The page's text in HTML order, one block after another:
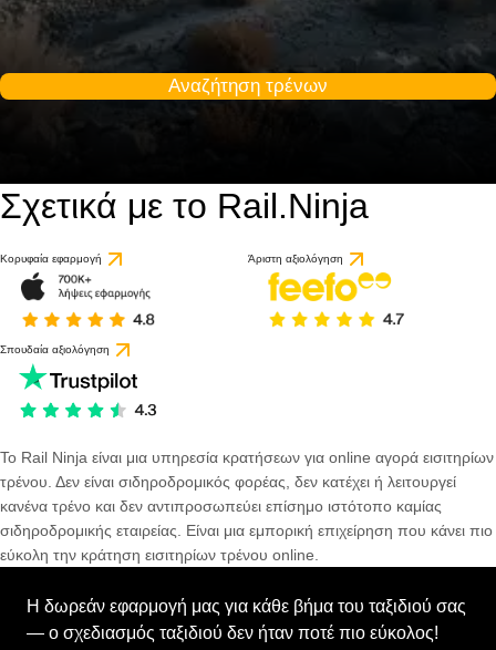
Αναζήτηση τρένων
Σχετικά με το Rail.Ninja
Κορυφαία εφαρμογή Άριστη αξιολόγηση
Σπουδαία αξιολόγηση
Το Rail Ninja είναι μια υπηρεσία κρατήσεων για online αγορά εισιτηρίων
τρένου. Δεν είναι σιδηροδρομικός φορέας, δεν κατέχει ή λειτουργεί
κανένα τρένο και δεν αντιπροσωπεύει επίσημο ιστότοπο καμίας
σιδηροδρομικής εταιρείας. Είναι μια εμπορική επιχείρηση που κάνει πιο
εύκολη την κράτηση εισιτηρίων τρένου online.
Η δωρεάν εφαρμογή μας για κάθε βήμα του ταξιδιού σας
— ο σχεδιασμός ταξιδιού δεν ήταν ποτέ πιο εύκολος!